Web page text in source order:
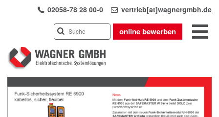
02058-78 28 00-0 vertrieb[at]wagnergmbh.de
online bewerben
INDUSTRIEVERTRETUNG
UNSER TEAM
WIR ÜBER UNS
Previous
Next